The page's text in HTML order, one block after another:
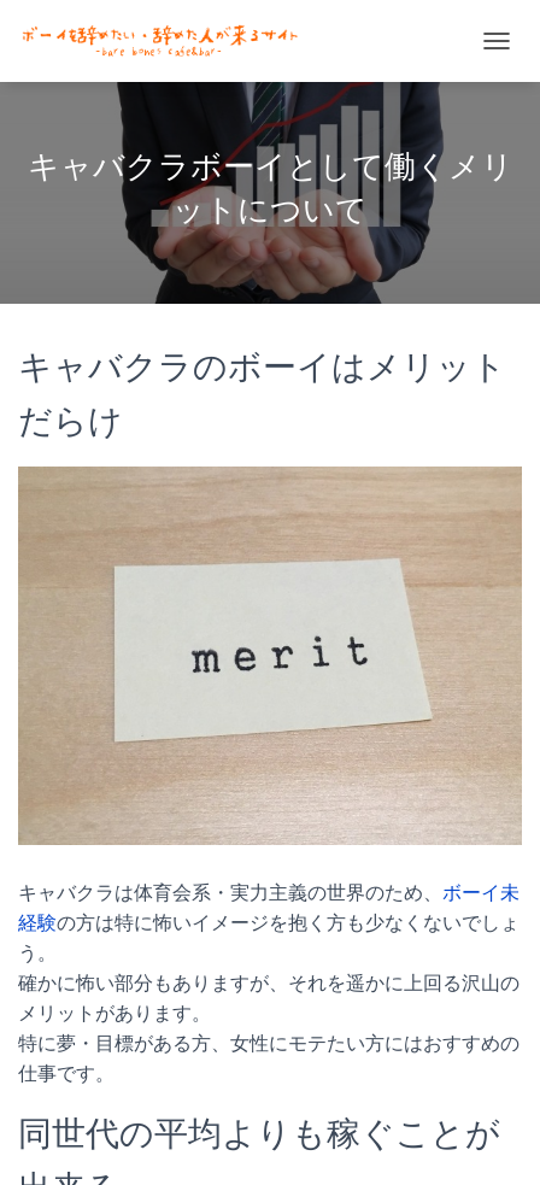
ビ
シ
ョ
キャバクラボーイとして働くメリ
ットについて
キャバクラのボーイはメリット
だらけ
キャバクラは体育会系・実力主義の世界のため、 ボーイ未
経験の方は特に怖いイメージを抱く方も少なくないでしょ
う。
確かに怖い部分もありますが、それを遥かに上回る沢山の
メリットがあります。
特に夢・目標がある方、女性にモテたい方にはおすすめの
仕事です。
同世代の平均よりも稼ぐことが